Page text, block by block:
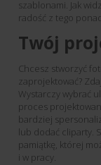
szablonami. Jak
radość z tego
Twój
Chcesz stworzyć
zaprojektować?
Wystarczy wybrać
proces
bardziej
lub dodać cliparty.
pamiątkę, której
i w pracy.